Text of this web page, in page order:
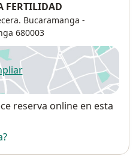
FERTILIDAD
Bucaramanga -
680003
se abre en una nueva
reserva online en esta